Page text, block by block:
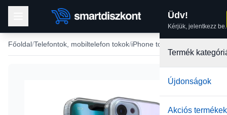
Üdv!
Kérjük, jelentkezz be.
Termék
Újdonságok
Akciós termékek
Főoldal Telefontok, mobiltelefon tokok iPhone tokok
-36%